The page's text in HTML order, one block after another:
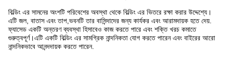
বিল্ডিং এর সামনের অংশটি পরিবেশের অবস্থা থেকে বিল্ডিং এর ভিতরে রক্ষা করার উদ্দেশ্যে।
এটি জল, বাতাস এবং তাপ,ভবনটি তার বাসিন্দাদের জন্য কার্যকর এবং আরামদায়ক হতে দেয়.
ফ্যাসেড একটি অন্তরণ ব্যবস্থা হিসাবেও কাজ করতে পারে এবং শক্তি খরচ কমাতে
গুরুত্বপূর্ণ।এটি একটি বিল্ডিং এর সামগ্রিক নান্দনিকতা যোগ করতে পারেন এবং বাইরের আরো
নান্দনিকভাবে আনন্দদায়ক করতে পারেন.